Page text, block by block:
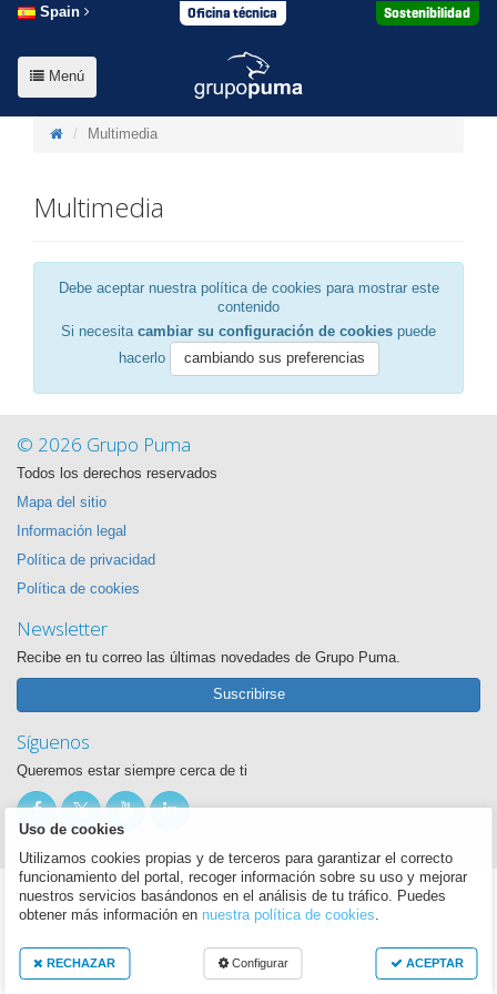
Spain Oficina técnica Sostenibilidad
Menú
Multimedia
Multimedia
Debe aceptar nuestra política de cookies para mostrar este
contenido
Si necesita cambiar su configuración de cookies puede
hacerlo
cambiando sus preferencias
© 2026 Grupo Puma
Todos los derechos reservados
Mapa del sitio
Información legal
Política de privacidad
Política de cookies
Newsletter
Recibe en tu correo las últimas novedades de Grupo Puma.
Suscribirse
Síguenos
Queremos estar siempre cerca de ti
Uso de cookies
Utilizamos cookies propias y de terceros para garantizar el correcto
funcionamiento del portal, recoger información sobre su uso y mejorar
nuestros servicios basándonos en el análisis de tu tráfico. Puedes
obtener más información en nuestra política de cookies.
RECHAZAR Configurar ACEPTAR